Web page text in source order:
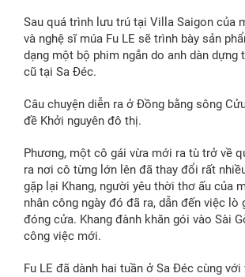
Sau quá trình lưu trú tại Villa Saigon của
và nghệ sĩ múa Fu LE sẽ trình bày sản
dạng một bộ phim ngắn do anh dàn dựng
cũ tại Sa Đéc.
Câu chuyện diễn ra ở Đồng bằng sông
đề Khởi nguyên đô thị.
Phương, một cô gái vừa mới ra tù trở về
ra nơi cô từng lớn lên đã thay đổi rất
gặp lại Khang, người yêu thời thơ ấu của
nhân công ngày đó đã ra, dẫn đến việc lò
đóng cửa. Khang đành khăn gói vào Sài
công việc mới.
Fu LE đã dành hai tuần ở Sa Đéc cùng với